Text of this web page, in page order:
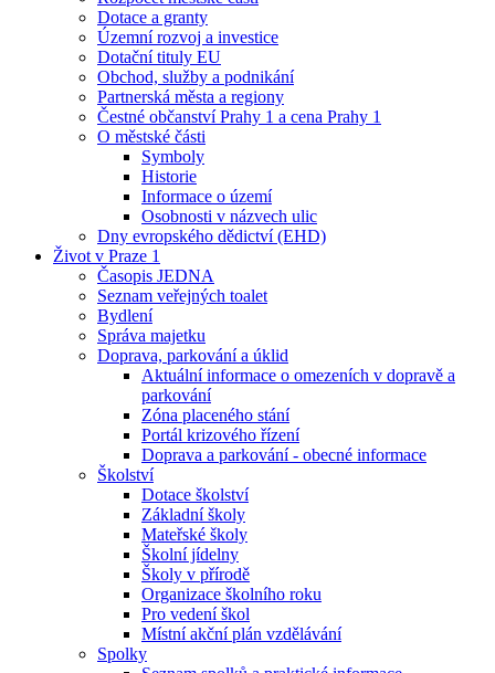
Dotace a granty
Územní rozvoj a investice
Dotační tituly EU
Obchod, služby a podnikání
Partnerská města a regiony
Čestné občanství Prahy 1 a cena Prahy 1
O městské části
Symboly
Historie
Informace o území
Osobnosti v názvech ulic
Dny evropského dědictví (EHD)
Život v Praze 1
Časopis JEDNA
Seznam veřejných toalet
Bydlení
Správa majetku
Doprava, parkování a úklid
Aktuální informace o omezeních v dopravě a
parkování
Zóna placeného stání
Portál krizového řízení
Doprava a parkování - obecné informace
Školství
Dotace školství
Základní školy
Mateřské školy
Školní jídelny
Školy v přírodě
Organizace školního roku
Pro vedení škol
Místní akční plán vzdělávání
Spolky